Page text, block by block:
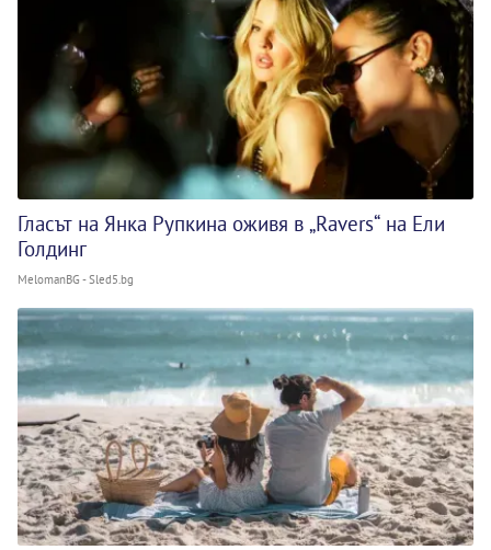
Гласът на Янка Рупкина оживя в „Ravers“ на Ели
Голдинг
MelomanBG - Sled5.bg